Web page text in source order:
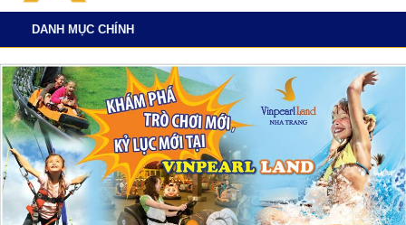
DANH MỤC CHÍNH